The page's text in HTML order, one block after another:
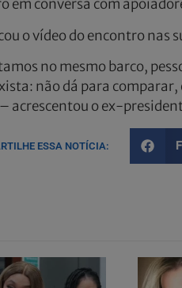
em conversa com
o vídeo do encontro nas
no mesmo barco,
não dá para
acrescentou o ex-
ESSA NOTÍCIA: